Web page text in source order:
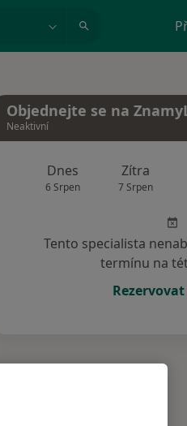
Objednejte se na
Neaktivní
Dnes
6 Srpen
Zítra
7 Srpen
Tento specialista
termínu na